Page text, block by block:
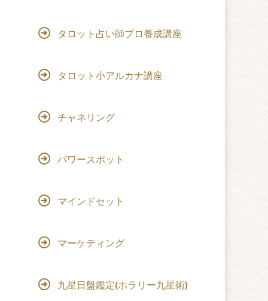
タロット占い師プロ養成講座
タロット小アルカナ講座
チャネリング
パワースポット
マインドセット
マーケティング
九星日盤鑑定(ホラリー九星術)